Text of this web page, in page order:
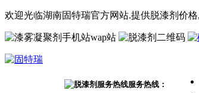
欢迎光临湖南固特瑞官方网站.提供脱漆剂价格,
wap站
服务热线：